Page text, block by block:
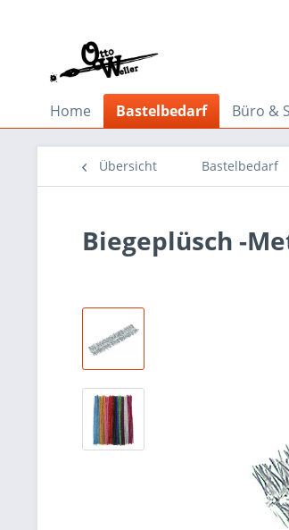
Home Bastelbedarf Büro &
Übersicht Bastelbedarf
Biegeplüsch -